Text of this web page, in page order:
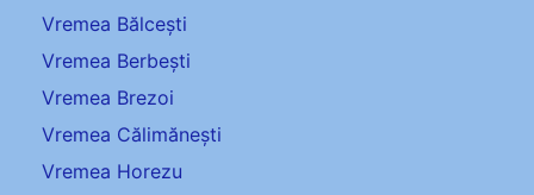
Vremea Bălcești
Vremea Berbești
Vremea Brezoi
Vremea Călimănești
Vremea Horezu